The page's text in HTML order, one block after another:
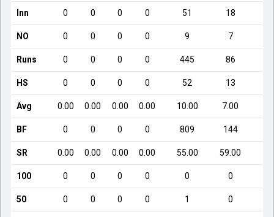
Inn 0 0 0 0 51 18
NO 0 0 0 0 9 7
Runs 0 0 0 0 445 86
HS 0 0 0 0 52 13
Avg 0.00 0.00 0.00 0.00 10.00 7.00
BF 0 0 0 0 809 144
SR 0.00 0.00 0.00 0.00 55.00 59.00
100 0 0 0 0 0 0
50 0 0 0 0 1 0